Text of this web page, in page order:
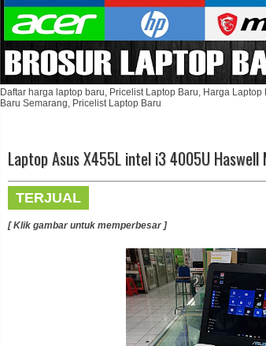
Daftar harga laptop baru, Pricelist Laptop Baru, Harga
Baru Semarang, Pricelist Laptop Baru
Laptop Asus X455L intel i3 4005U Haswell
TERJUAL
[ Klik gambar untuk memperbesar ]